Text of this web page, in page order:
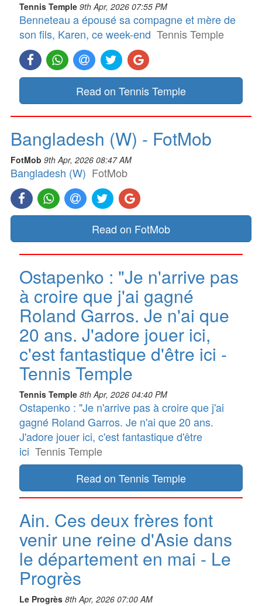
Tennis Temple 9th Apr, 2026 07:55 PM
Benneteau a épousé sa compagne et mère de
son fils, Karen, ce week-end Tennis Temple
Read on Tennis Temple
Bangladesh (W) - FotMob
FotMob 9th Apr, 2026 08:47 AM
Bangladesh (W) FotMob
Read on FotMob
Ostapenko : "Je n'arrive pas
à croire que j'ai gagné
Roland Garros. Je n'ai que
20 ans. J'adore jouer ici,
c'est fantastique d'être ici -
Tennis Temple
Tennis Temple 8th Apr, 2026 04:40 PM
Ostapenko : "Je n'arrive pas à croire que j'ai
gagné Roland Garros. Je n'ai que 20 ans.
J'adore jouer ici, c'est fantastique d'être
ici Tennis Temple
Read on Tennis Temple
Ain. Ces deux frères font
venir une reine d'Asie dans
le département en mai - Le
Progrès
Le Progrès 8th Apr, 2026 07:00 AM